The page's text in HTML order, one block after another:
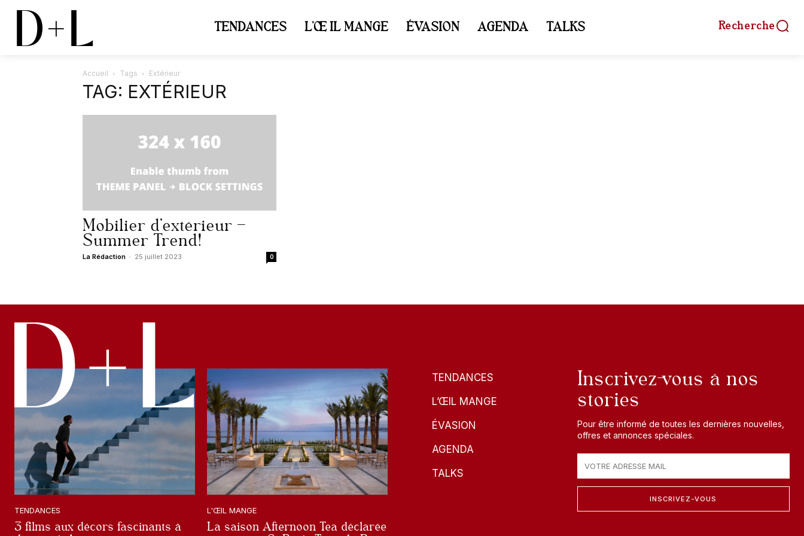
D+L TENDANCES L’ŒIL MANGE ÉVASION AGENDA TALKS Recherche
Accueil Tags Extérieur
TAG: EXTÉRIEUR
Mobilier d’extérieur –
Summer Trend!
La Rédaction - 25 juillet 2023 0
TENDANCES
3 films aux décors fascinants à
L'ŒIL MANGE
La saison Afternoon Tea déclarée
TENDANCES
L’ŒIL MANGE
ÉVASION
AGENDA
TALKS
Inscrivez-vous à nos
stories
Pour être informé de toutes les dernières nouvelles,
offres et annonces spéciales.
INSCRIVEZ-VOUS